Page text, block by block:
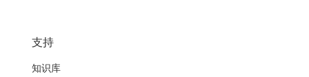
支持
知识库